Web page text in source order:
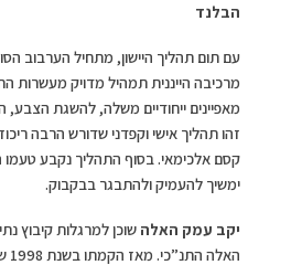
הבלנד
מרכיבה הייננית תמהיל מדויק מעשרות
מאפיינים ייחודיים משלה, להשגת הצבע,
זהו תהליך אישי וקפדני שדורש הרבה
קסם אלכימאי. בסוף התהליך נקבע טעמו
ימשיך להעמיק ולהתבגר בבקבוק.
יקב עמק האלה שוכן למרגלות קיבוץ